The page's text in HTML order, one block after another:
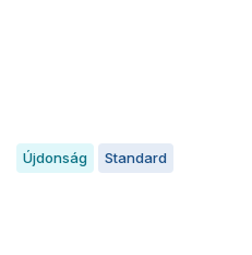
Újdonság Standard